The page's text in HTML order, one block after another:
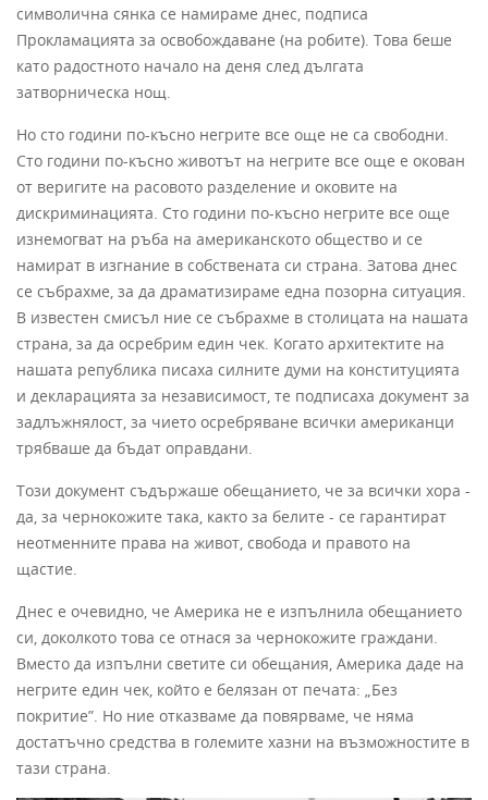
символична сянка се намираме днес, подписа
Прокламацията за освобождаване (на робите). Това беше
като радостното начало на деня след дългата
затворническа нощ.
Но сто години по-късно негрите все още не са свободни.
Сто години по-късно животът на негрите все още е окован
от веригите на расовото разделение и оковите на
дискриминацията. Сто години по-късно негрите все още
изнемогват на ръба на американското общество и се
намират в изгнание в собствената си страна. Затова днес
се събрахме, за да драматизираме една позорна ситуация.
В известен смисъл ние се събрахме в столицата на нашата
страна, за да осребрим един чек. Когато архитектите на
нашата република писаха силните думи на конституцията
и декларацията за независимост, те подписаха документ за
задлъжнялост, за чието осребряване всички американци
трябваше да бъдат оправдани.
Този документ съдържаше обещанието, че за всички хора -
да, за чернокожите така, както за белите - се гарантират
неотменните права на живот, свобода и правото на
щастие.
Днес е очевидно, че Америка не е изпълнила обещанието
си, доколкото това се отнася за чернокожите граждани.
Вместо да изпълни светите си обещания, Америка даде на
негрите един чек, който е белязан от печата: „Без
покритие”. Но ние отказваме да повярваме, че няма
достатъчно средства в големите хазни на възможностите в
тази страна.